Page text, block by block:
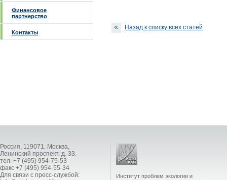
Финансовое
партнерство
Контакты
Назад к списку всех статей
Россия, 119071, Москва,
Ленинский проспект, д. 33.
тел. +7 (495) 954-75-53
факс +7 (495) 954-55-34
Для связи с пресс-службой:
Институт проблем экологии и